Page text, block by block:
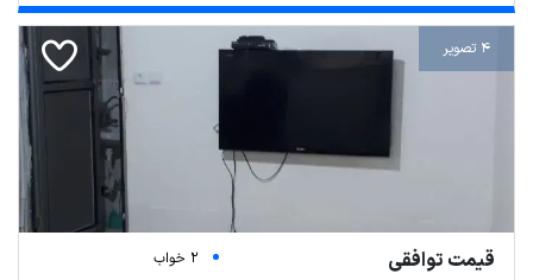
4 تصویر
قیمت توافقی
2 خواب